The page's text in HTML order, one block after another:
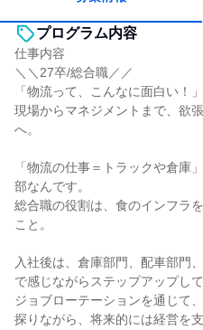
プログラム内容
仕事内容
＼＼27卒/総合職／／
「物流って、こんなに面白い！」
現場からマネジメントまで、欲
へ。
「物流の仕事＝トラックや倉庫
部なんです。
総合職の役割は、食のインフラ
こと。
入社後は、倉庫部門、配車部門
で感じながらステップアップし
ジョブローテーションを通じて
探りながら、将来的には経営を